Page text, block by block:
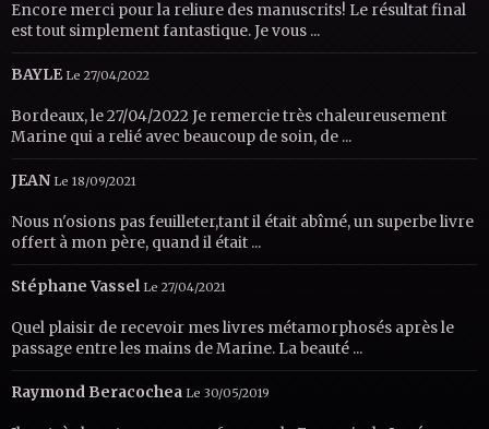
Encore merci pour la reliure des manuscrits! Le résultat final
est tout simplement fantastique. Je vous ...
BAYLE Le 27/04/2022
Bordeaux, le 27/04/2022 Je remercie très chaleureusement
Marine qui a relié avec beaucoup de soin, de ...
JEAN Le 18/09/2021
Nous n'osions pas feuilleter,tant il était abîmé, un superbe livre
offert à mon père, quand il était ...
Stéphane Vassel Le 27/04/2021
Quel plaisir de recevoir mes livres métamorphosés après le
passage entre les mains de Marine. La beauté ...
Raymond Beracochea Le 30/05/2019